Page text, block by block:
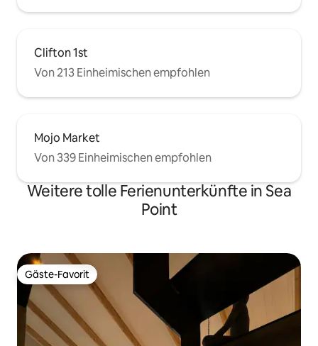
Clifton 1st
Von 213 Einheimischen empfohlen
Mojo Market
Von 339 Einheimischen empfohlen
Weitere tolle Ferienunterkünfte in Sea
Point
Gäste-Favorit
Gäste-Favorit